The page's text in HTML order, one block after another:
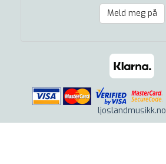
Meld meg på
ljoslandmusikk.no